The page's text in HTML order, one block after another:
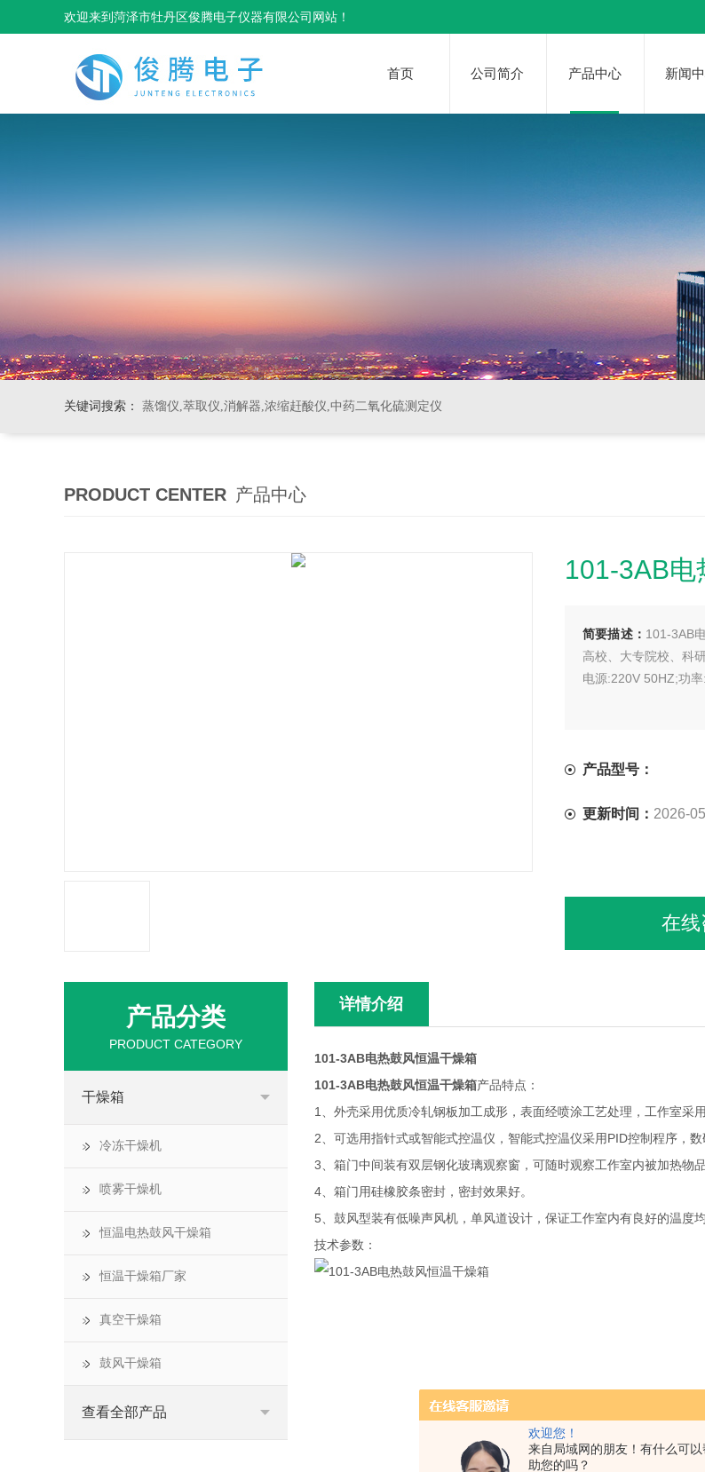
欢迎您！
来自局域网的朋友！有什么可以
助您的吗？
欢迎来到菏泽市牡丹区俊腾电子仪器有限公司网站！
首页 公司简介 产品中心 新闻
关键词搜索： 蒸馏仪,萃取仪,消解器,浓缩赶酸仪,中药二氧化硫测定仪
PRODUCT CENTER 产品中心
101-3AB电
简要描述： 101-3AB
高校、大专院校、科
电源:220V 50HZ;功
产品型号：
更新时间： 2026-
在线
详情介绍
101-3AB电热鼓风恒温干燥箱
101-3AB电热鼓风恒温干燥箱产品特点：
1、外壳采用优质冷轧钢板加工成形，表面经喷涂工艺处理，工作室采
2、可选用指针式或智能式控温仪，智能式控温仪采用PID控制程序，数
3、箱门中间装有双层钢化玻璃观察窗，可随时观察工作室内被加热物品
4、箱门用硅橡胶条密封，密封效果好。
5、鼓风型装有低噪声风机，单风道设计，保证工作室内有良好的温度均
技术参数：
产品分类
PRODUCT CATEGORY
干燥箱
冷冻干燥机
喷雾干燥机
恒温电热鼓风干燥箱
恒温干燥箱厂家
真空干燥箱
鼓风干燥箱
查看全部产品